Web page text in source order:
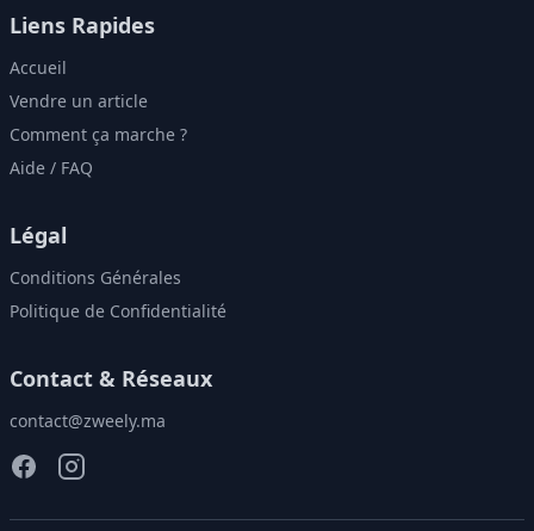
Liens Rapides
Accueil
Vendre un article
Comment ça marche ?
Aide / FAQ
Légal
Conditions Générales
Politique de Confidentialité
Contact & Réseaux
contact@zweely.ma